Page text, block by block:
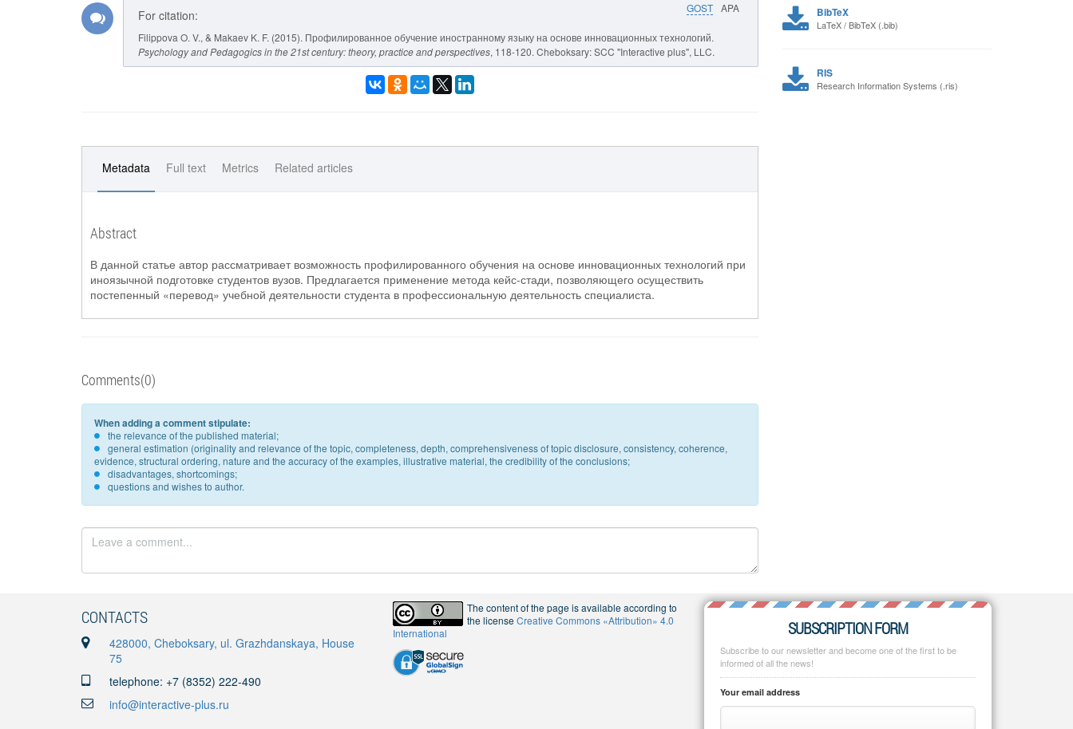
GOST APA
For citation:
Filippova O. V., & Makaev K. F. (2015). Профилированное обучение иностранному языку на основе инновационных технологий.
Psychology and Pedagogics in the 21st century: theory, practice and perspectives, 118-120. Cheboksary: SCC "Interactive plus", LLC.
Metadata Full text Metrics Related articles
Abstract
В данной статье автор рассматривает возможность профилированного обучения на основе инновационных технологий при
иноязычной подготовке студентов вузов. Предлагается применение метода кейс-стади, позволяющего осуществить
постепенный «перевод» учебной деятельности студента в профессиональную деятельность специалиста.
Comments(0)
When adding a comment stipulate:
the relevance of the published material;
general estimation (originality and relevance of the topic, completeness, depth, comprehensiveness of topic disclosure, consistency, coherence,
evidence, structural ordering, nature and the accuracy of the examples, illustrative material, the credibility of the conclusions;
disadvantages, shortcomings;
questions and wishes to author.
BibTeX
LaTeX / BibTeX (.bib)
RIS
Research Information Systems (.ris)
CONTACTS
428000, Cheboksary, ul. Grazhdanskaya, House
75
telephone: +7 (8352) 222-490
info@interactive-plus.ru
The content of the page is available according to
the licenseCreative Commons «Attribution» 4.0
International
SUBSCRIPTION FORM
Subscribe to our newsletter and become one of the first to be
informed of all the news!
Your email address